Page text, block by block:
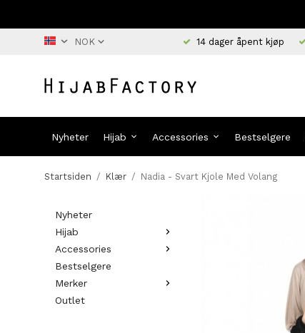
14 dager åpent kjøp
Nyheter Hijab Accessories Bestselgere
Startsiden / Klær / Nadia - Svart Kjole Med Volang
Nyheter
Hijab
Accessories
Bestselgere
Merker
Outlet